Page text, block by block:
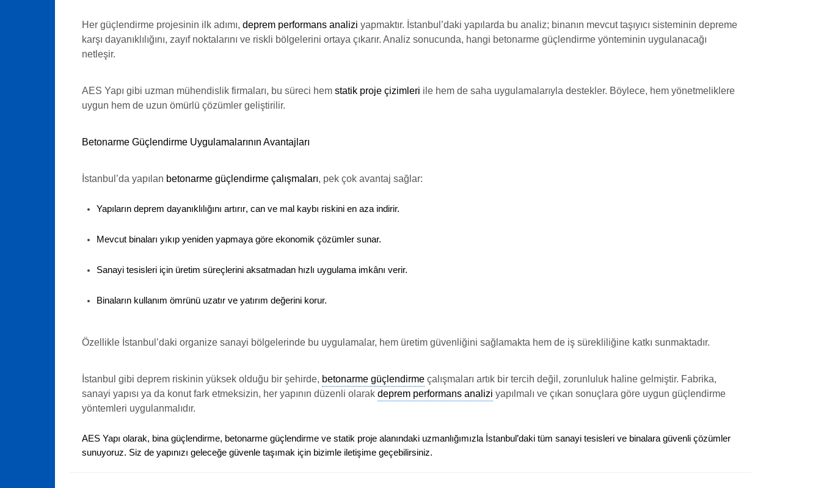
Her güçlendirme projesinin ilk adımı, deprem performans analizi yapmaktır. İstanbul’daki yapılarda bu analiz; binanın mevcut taşıyıcı sisteminin depreme
karşı dayanıklılığını, zayıf noktalarını ve riskli bölgelerini ortaya çıkarır. Analiz sonucunda, hangi betonarme güçlendirme yönteminin uygulanacağı
netleşir.
AES Yapı gibi uzman mühendislik firmaları, bu süreci hem statik proje çizimleri ile hem de saha uygulamalarıyla destekler. Böylece, hem yönetmeliklere
uygun hem de uzun ömürlü çözümler geliştirilir.
Betonarme Güçlendirme Uygulamalarının Avantajları
İstanbul’da yapılan betonarme güçlendirme çalışmaları, pek çok avantaj sağlar:
Yapıların deprem dayanıklılığını artırır, can ve mal kaybı riskini en aza indirir.
Mevcut binaları yıkıp yeniden yapmaya göre ekonomik çözümlersunar.
Sanayi tesisleri için üretim süreçlerini aksatmadan hızlı uygulama imkânı verir.
Binaların kullanım ömrünü uzatırve yatırım değerini korur.
Özellikle İstanbul’daki organize sanayi bölgelerinde bu uygulamalar, hem üretim güvenliğini sağlamakta hem de iş sürekliliğine katkı sunmaktadır.
İstanbul gibi deprem riskinin yüksek olduğu bir şehirde, betonarme güçlendirmeçalışmaları artık bir tercih değil, zorunluluk haline gelmiştir. Fabrika,
sanayi yapısı ya da konut fark etmeksizin, her yapının düzenli olarak deprem performans analizi yapılmalı ve çıkan sonuçlara göre uygun güçlendirme
yöntemleri uygulanmalıdır.
AES Yapı olarak, bina güçlendirme, betonarme güçlendirme ve statik projealanındaki uzmanlığımızla İstanbul’daki tüm sanayi tesisleri ve binalara güvenli çözümler
sunuyoruz. Siz de yapınızı geleceğe güvenle taşımak için bizimle iletişime geçebilirsiniz.